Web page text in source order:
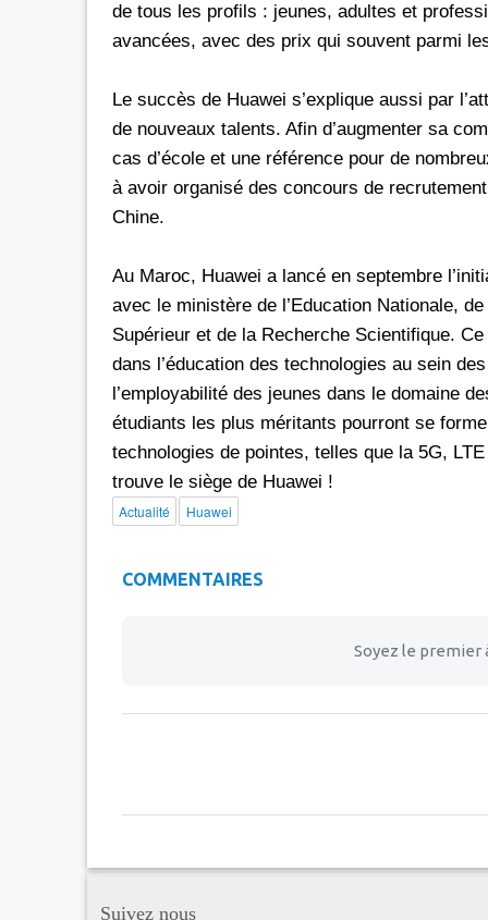
de tous les profils : jeunes, adultes et
avancées, avec des prix qui souvent parmi
Le succès de Huawei s’explique aussi par
de nouveaux talents. Afin d’augmenter sa
cas d’école et une référence pour de
à avoir organisé des concours de
Chine.
Au Maroc, Huawei a lancé en septembre
avec le ministère de l’Education Nationale,
Supérieur et de la Recherche Scientifique.
dans l’éducation des technologies au sein
l’employabilité des jeunes dans le domaine
étudiants les plus méritants pourront se
technologies de pointes, telles que la 5G,
trouve le siège de Huawei !
Actualité Huawei
COMMENTAIRES
Soyez le premier
Suivez nous